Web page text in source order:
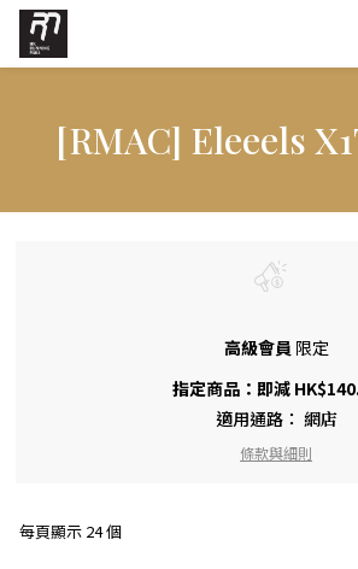
[RMAC] Eleeels
高級會員 限定
指定商品：即減
適用通路： 網店
條款與細則
每頁顯示 24 個